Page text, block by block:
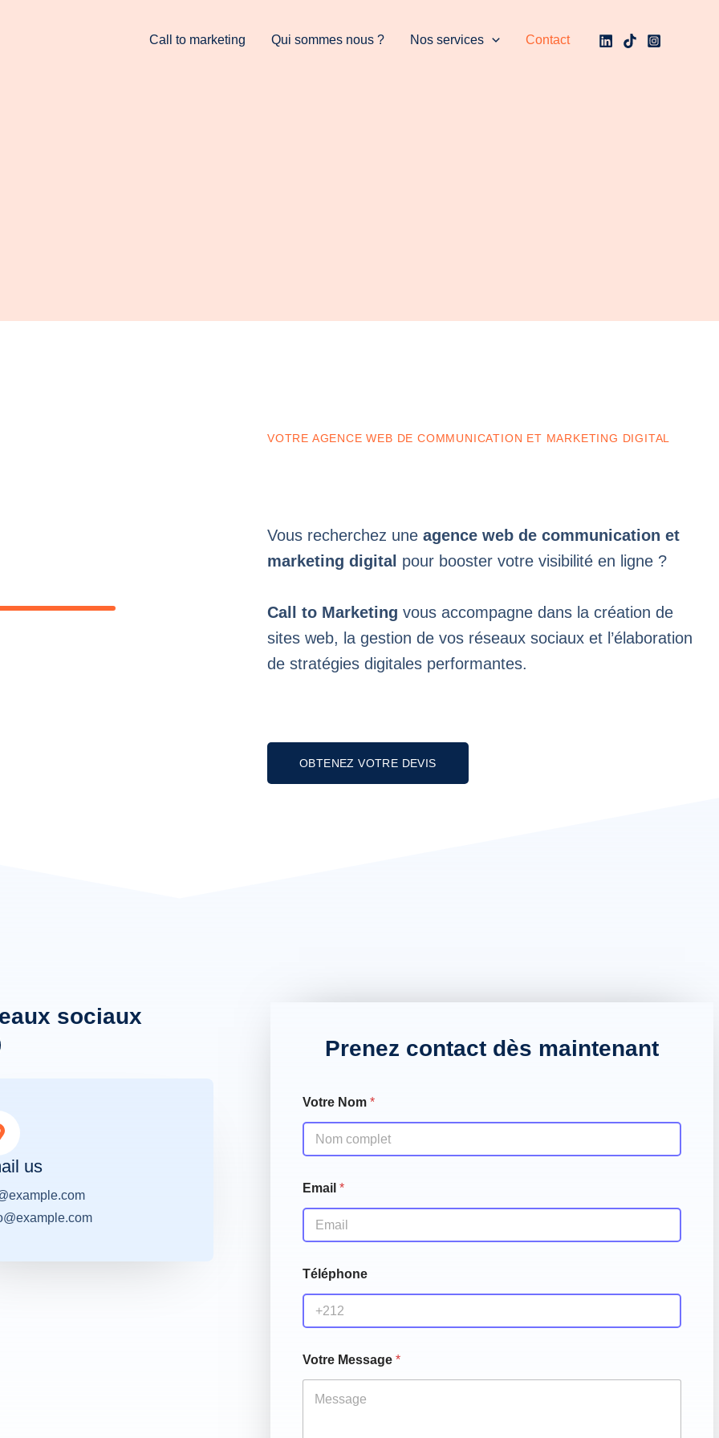
Call to marketing Qui sommes nous ? Nos services Contact
VOTRE AGENCE WEB DE COMMUNICATION ET MARKETING DIGITAL
Vous recherchez une agence web de communication et
marketing digital pour booster votre visibilité en ligne ?
Call to Marketing vous accompagne dans la création de
sites web, la gestion de vos réseaux sociaux et l’élaboration
de stratégies digitales performantes.
OBTENEZ VOTRE DEVIS
sociaux
us
Prenez contact dès maintenant
Votre Nom*
Email*
Téléphone
Votre Message*